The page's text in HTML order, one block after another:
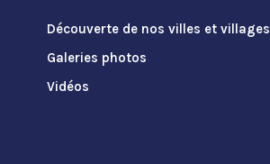
Découverte de nos villes et villages
Galeries photos
Vidéos